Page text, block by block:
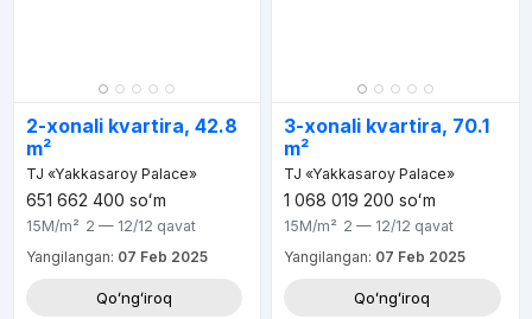
2-xonali kvartira, 42.8
m²
TJ «Yakkasaroy Palace»
651 662 400 soʻm
15M/m² 2 — 12/12 qavat
Yangilangan: 07 Feb 2025
Qoʻngʻiroq
3-xonali kvartira, 70.1
m²
TJ «Yakkasaroy Palace»
1 068 019 200 soʻm
15M/m² 2 — 12/12 qavat
Yangilangan: 07 Feb 2025
Qoʻngʻiroq